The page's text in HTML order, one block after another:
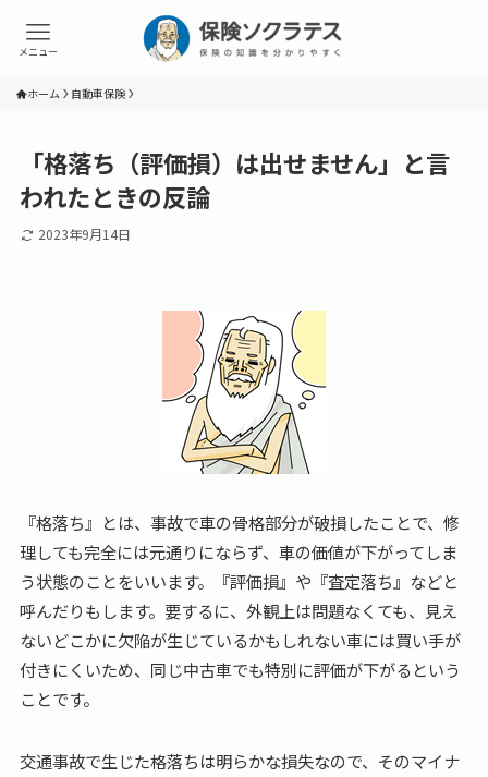
メニュー
ホーム 自動車保険
「格落ち（評価損）は出せません」と言
われたときの反論
2023年9月14日
『格落ち』とは、事故で車の骨格部分が破損したことで、修
理しても完全には元通りにならず、車の価値が下がってしま
う状態のことをいいます。『評価損』や『査定落ち』などと
呼んだりもします。要するに、外観上は問題なくても、見え
ないどこかに欠陥が生じているかもしれない車には買い手が
付きにくいため、同じ中古車でも特別に評価が下がるという
ことです。
交通事故で生じた格落ちは明らかな損失なので、そのマイナ